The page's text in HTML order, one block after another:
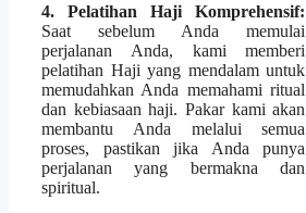
4. Pelatihan Haji Komprehensif:
Saat sebelum Anda memulai
perjalanan Anda, kami memberi
pelatihan Haji yang mendalam untuk
memudahkan Anda memahami ritual
dan kebiasaan haji. Pakar kami akan
membantu Anda melalui semua
proses, pastikan jika Anda punya
perjalanan yang bermakna dan
spiritual.